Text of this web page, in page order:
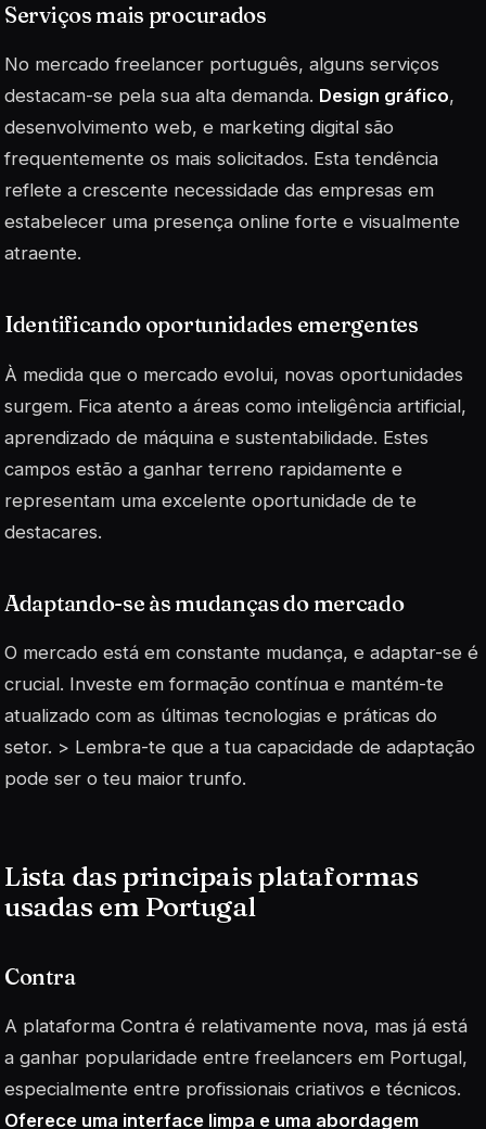
Serviços mais procurados
No mercado freelancer português, alguns serviços
destacam-se pela sua alta demanda. Design gráfico,
desenvolvimento web, e marketing digital são
frequentemente os mais solicitados. Esta tendência
reflete a crescente necessidade das empresas em
estabelecer uma presença online forte e visualmente
atraente.
Identificando oportunidades emergentes
À medida que o mercado evolui, novas oportunidades
surgem. Fica atento a áreas como inteligência artificial,
aprendizado de máquina e sustentabilidade. Estes
campos estão a ganhar terreno rapidamente e
representam uma excelente oportunidade de te
destacares.
Adaptando-se às mudanças do mercado
O mercado está em constante mudança, e adaptar-se é
crucial. Investe em formação contínua e mantém-te
atualizado com as últimas tecnologias e práticas do
setor. > Lembra-te que a tua capacidade de adaptação
pode ser o teu maior trunfo.
Lista das principais plataformas
usadas em Portugal
Contra
A plataforma Contra é relativamente nova, mas já está
a ganhar popularidade entre freelancers em Portugal,
especialmente entre profissionais criativos e técnicos.
Oferece uma interface limpa e uma abordagem